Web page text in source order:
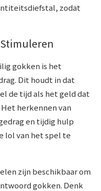
zodat
gokken is het
Dit houdt in dat
de tijd als het geld dat
herkennen van
en tijdig hulp
lol van het spel te
zijn beschikbaar om
gokken. Denk